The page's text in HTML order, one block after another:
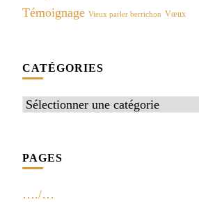
Témoignage Vieux parler berrichon Vœux
CATÉGORIES
Catégories
PAGES
…./…